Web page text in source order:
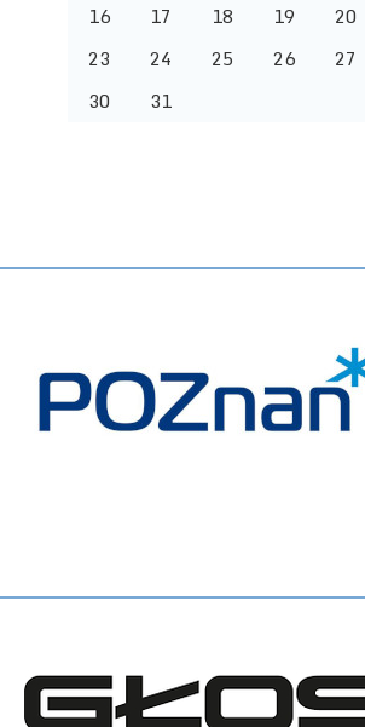
16
17 18 19 20
23
24 25 26 27
30
31